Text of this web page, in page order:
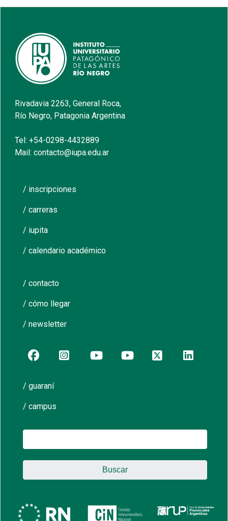
Rivadavia 2263, General Roca,
Río Negro, Patagonia Argentina
Tel: +54-0298-4432889
Mail: contacto@iupa.edu.ar
/ inscripciones
/ carreras
/ iupita
/ calendario académico
/ contacto
/ cómo llegar
/ newsletter
/ guaraní
/ campus
Buscar: